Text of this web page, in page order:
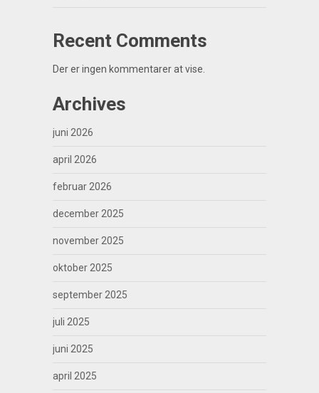
Recent Comments
Der er ingen kommentarer at vise.
Archives
juni 2026
april 2026
februar 2026
december 2025
november 2025
oktober 2025
september 2025
juli 2025
juni 2025
april 2025